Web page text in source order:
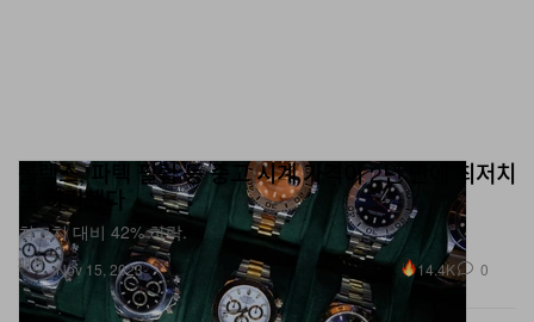
패션
롤렉스, 파텍 필립 등 중고 시계 가격이 2년 만에 최저치
로 하락했다
최고치 대비 42% 하락.
Nov 15, 2023 14.4K 0